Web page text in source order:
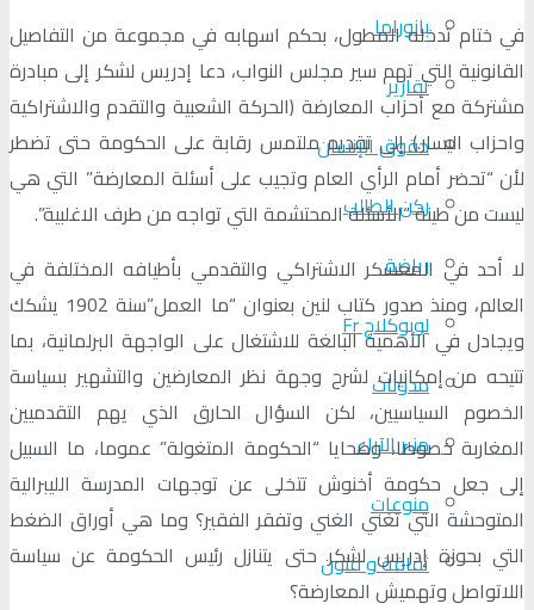
بانوراما
تقارير
حقوق الإنسان
ركن الطالب
رياضة
لوبوكلاج Fr
مدونات
منبر الآراء
منوعات
ثقافة و فنون
في ختام تدخله المطول، بحكم اسهابه في مجموعة من التفاصيل
القانونية التي تهم سير مجلس النواب، دعا إدريس لشكر إلى مبادرة
مشتركة مع أحزاب المعارضة (الحركة الشعبية والتقدم والاشتراكية
واحزاب اليسار.) إلى تقديم ملتمس رقابة على الحكومة حتى تضطر
لأن “تحضر أمام الرأي العام وتجيب على أسئلة المعارضة” التي هي
ليست من طينة “الأسئلة المحتشمة التي تواجه من طرف الاغلبية”.
لا أحد في المعسكر الاشتراكي والتقدمي بأطيافه المختلفة في
العالم، ومنذ صدور كتاب لنين بعنوان “ما العمل”سنة 1902 يشكك
ويجادل في الأهمية البالغة للاشتغال على الواجهة البرلمانية، بما
تتيحه من إمكانيات لشرح وجهة نظر المعارضين والتشهير بسياسة
الخصوم السياسيين، لكن السؤال الحارق الذي يهم التقدميين
المغاربة خصوصا، وضحايا “الحكومة المتغولة” عموما، ما السبيل
إلى جعل حكومة أخنوش تتخلى عن توجهات المدرسة الليبرالية
المتوحشة التي تغني الغني وتفقر الفقير؟ وما هي أوراق الضغط
التي بحوزة إدريس لشكر حتى يتنازل رئيس الحكومة عن سياسة
اللاتواصل وتهميش المعارضة؟